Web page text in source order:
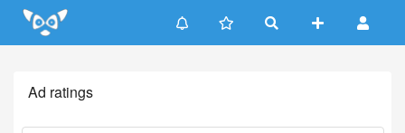
Update cookies preferences
Ad ratings